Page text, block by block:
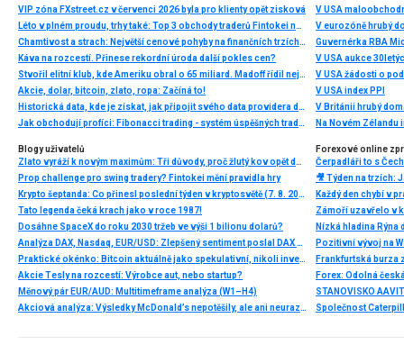
VIP zóna FXstreet.cz v červenci 2026 byla pro klienty opět zisková
Léto v plném proudu, trhy také: Top 3 obchody traderů Fintokei na indexech a zlatě
Chamtivost a strach: Největší cenové pohyby na finančních trzích (červenec 2026)
Káva na rozcestí. Přinese rekordní úroda další pokles cen?
Stvořil elitní klub, kde Ameriku obral o 65 miliard. Madoff řídil největší Ponzi dějin
Akcie, dolar, bitcoin, zlato, ropa: Začíná to!
Historická data, kde je získat, jak připojit svého data providera do MultiCharts a proč je budeme potřebovat? (4. díl)
Jak obchodují profíci: Fibonacci trading - systém úspěšných traderů
V USA
V eurozóně hrubý
Guvernérka RBA
V USA aukce
V USA žádosti o
V USA index PPI
V Británii hrubý
Na Novém Zélandu
Blogy uživatelů
Zlato vyráží k novým maximům: Tři důvody, proč žlutý kov opět dominuje
Prop challenge pro swing tradery? Fintokei mění pravidla hry
Krypto šeptanda: Co přinesl poslední týden v kryptosvětě (7. 8. 2026)
Tato legenda čeká krach jako v roce 1987!
Dosáhne SpaceX do roku 2030 tržeb ve výši 1 bilionu dolarů?
Analýza DAX, Nasdaq, EUR/USD: Zlepšený sentiment poslal DAX na nová maxima
Praktické okénko: Bitcoin aktuálně jako spekulativní, nikoli investiční aktivum
Akcie Tesly na rozcestí: Výrobce aut, nebo startup?
Měnový pár EUR/AUD: Multitimeframe analýza (W1–H4)
Akciová analýza: Výsledky McDonald’s nepotěšily, ale ani neurazily. Jakou vizi společnost prezentovala?
Forexové online
Nízká hladina
Pozitivní vývoj na
Frankfurtská burza